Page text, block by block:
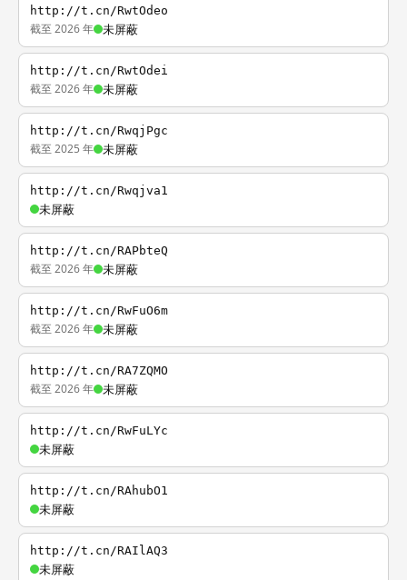
http://t.cn/RwtOdeo
截至 2026 年 未屏蔽
http://t.cn/RwtOdei
截至 2026 年 未屏蔽
http://t.cn/RwqjPgc
截至 2025 年 未屏蔽
http://t.cn/Rwqjva1
未屏蔽
http://t.cn/RAPbteQ
截至 2026 年 未屏蔽
http://t.cn/RwFuO6m
截至 2026 年 未屏蔽
http://t.cn/RA7ZQMO
截至 2026 年 未屏蔽
http://t.cn/RwFuLYc
未屏蔽
http://t.cn/RAhubO1
未屏蔽
http://t.cn/RAIlAQ3
未屏蔽